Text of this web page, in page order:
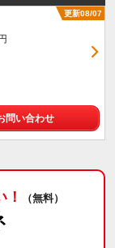
更新08/07
問い合わせ
（無料）